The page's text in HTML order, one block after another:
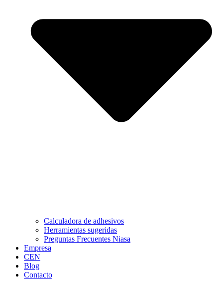
Calculadora de adhesivos
Herramientas sugeridas
Preguntas Frecuentes Niasa
Empresa
CEN
Blog
Contacto